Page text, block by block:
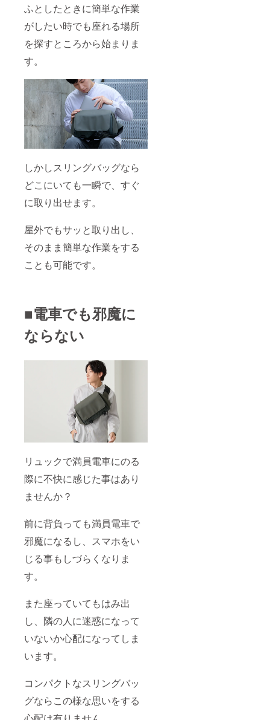
ふとしたときに簡単な作業
がしたい時でも座れる場所
を探すところから始まりま
す。
しかしスリングバッグなら
どこにいても一瞬で、すぐ
に取り出せます。
屋外でもサッと取り出し、
そのまま簡単な作業をする
ことも可能です。
■電車でも邪魔に
ならない
リュックで満員電車にのる
際に不快に感じた事はあり
ませんか？
前に背負っても満員電車で
邪魔になるし、スマホをい
じる事もしづらくなりま
す。
また座っていてもはみ出
し、隣の人に迷惑になって
いないか心配になってしま
います。
コンパクトなスリングバッ
グならこの様な思いをする